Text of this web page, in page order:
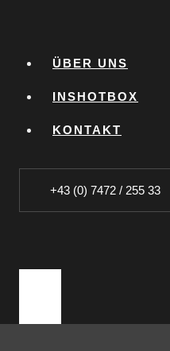
ÜBER UNS
INSHOTBOX
KONTAKT
+43 (0) 7472 / 255 33